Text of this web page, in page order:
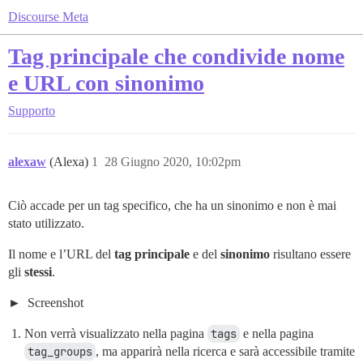
Discourse Meta
Tag principale che condivide nome
e URL con sinonimo
Supporto
alexaw (Alexa) 28 Giugno 2020, 10:02pm
1
Ciò accade per un tag specifico, che ha un sinonimo e non è mai
stato utilizzato.
Il nome e l’URL del tag principale e del sinonimo risultano essere
gli stessi.
Screenshot
Non verrà visualizzato nella pagina tags e nella pagina
tag_groups , ma apparirà nella ricerca e sarà accessibile tramite